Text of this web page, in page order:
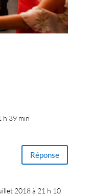
h 39 min
Réponse
2018 à 21 h 10